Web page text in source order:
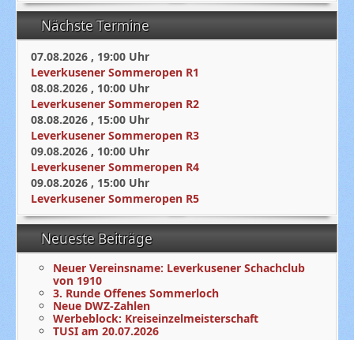
Nächste Termine
07.08.2026 , 19:00 Uhr
Leverkusener Sommeropen R1
08.08.2026 , 10:00 Uhr
Leverkusener Sommeropen R2
08.08.2026 , 15:00 Uhr
Leverkusener Sommeropen R3
09.08.2026 , 10:00 Uhr
Leverkusener Sommeropen R4
09.08.2026 , 15:00 Uhr
Leverkusener Sommeropen R5
Neueste Beiträge
Neuer Vereinsname: Leverkusener Schachclub
von 1910
3. Runde Offenes Sommerloch
Neue DWZ-Zahlen
Werbeblock: Kreiseinzelmeisterschaft
TUSI am 20.07.2026